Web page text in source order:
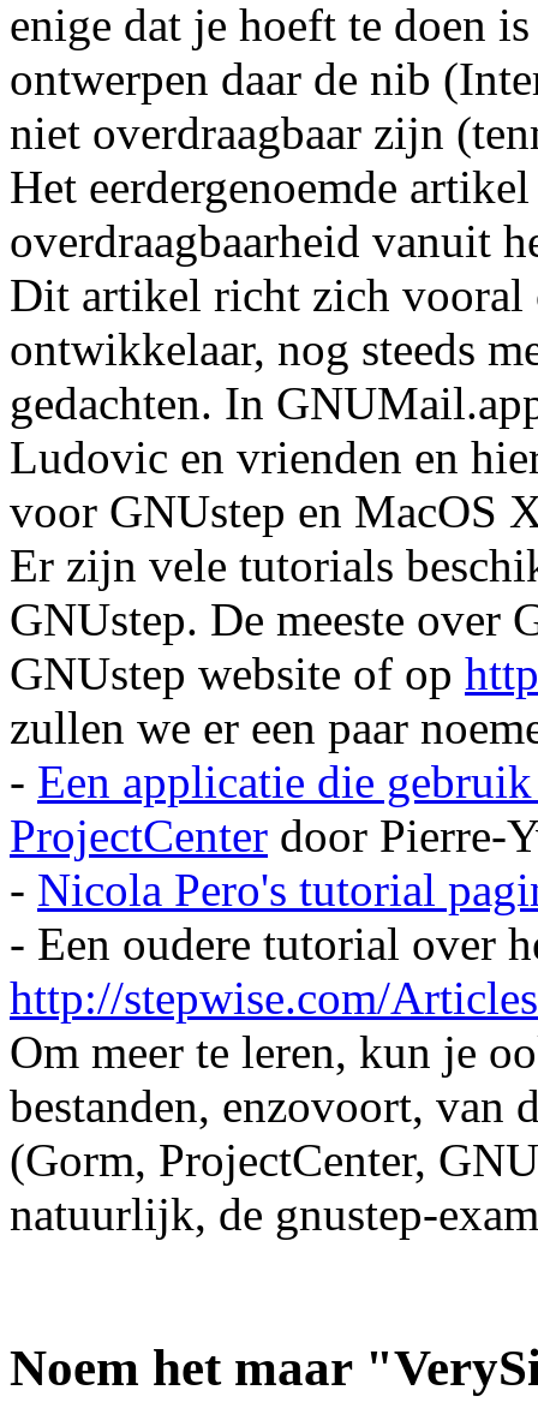
enige dat je hoeft te doen
ontwerpen daar de nib
niet overdraagbaar zijn
Het eerdergenoemde
overdraagbaarheid vanuit
Dit artikel richt zich vooral
ontwikkelaar, nog steeds
gedachten. In
Ludovic en vrienden en
voor GNUstep en MacOS
Er zijn vele tutorials
GNUstep. De meeste over
GNUstep website of op
zullen we er een paar
- Een applicatie die
ProjectCenter door Pierre-
- Nicola Pero's tutorial
- Een oudere tutorial over
http://stepwise.com/
Om meer te leren, kun je
bestanden, enzovoort, van
(Gorm, ProjectCenter,
natuurlijk, de gnustep-
Noem het maar